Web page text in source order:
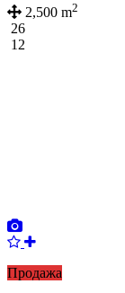
2,500 m2
26
12
Продажа